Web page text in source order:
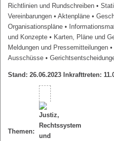
Richtlinien und Rundschreiben •
Vereinbarungen • Aktenpläne •
Organisationspläne •
und Konzepte • Karten, Pläne und
Meldungen und Pressemitteilungen
Ausschüsse •
Stand: 26.06.2023 Inkrafttreten:
Themen: